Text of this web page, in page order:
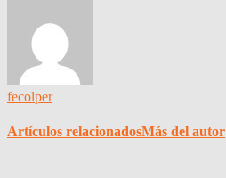
fecolper
Artículos relacionadosMás del autor